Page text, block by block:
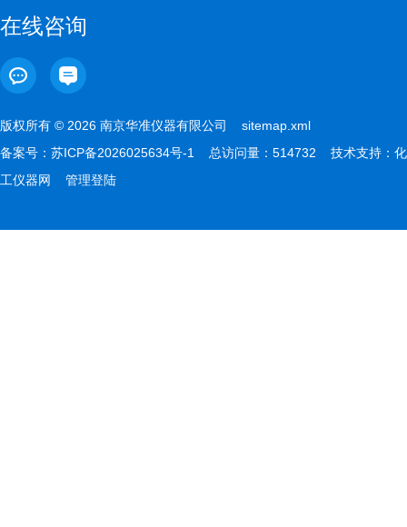
在线咨询
版权所有 © 2026 南京华准仪器有限公司 sitemap.xml
备案号： 苏ICP备2026025634号-1 总访问量：514732 技术支持： 化
工仪器网
管理登陆